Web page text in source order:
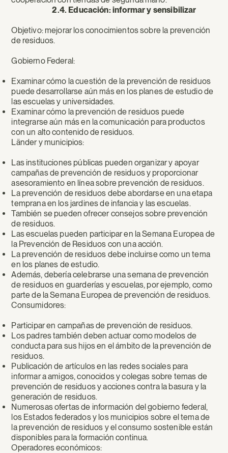
2.4. Educación: informar y sensibilizar
Objetivo: mejorar los conocimientos sobre la prevención
de residuos.
Gobierno Federal:
Examinar cómo la cuestión de la prevención de residuos
puede desarrollarse aún más en los planes de estudio de
las escuelas y universidades.
Examinar cómo la prevención de residuos puede
integrarse aún más en la comunicación para productos
con un alto contenido de residuos.
Länder y municipios:
Las instituciones públicas pueden organizar y apoyar
campañas de prevención de residuos y proporcionar
asesoramiento en línea sobre prevención de residuos.
La prevención de residuos debe abordarse en una etapa
temprana en los jardines de infancia y las escuelas.
También se pueden ofrecer consejos sobre prevención
de residuos.
Las escuelas pueden participar en la Semana Europea de
la Prevención de Residuos con una acción.
La prevención de residuos debe incluirse como un tema
en los planes de estudio.
Además, debería celebrarse una semana de prevención
de residuos en guarderías y escuelas, por ejemplo, como
parte de la Semana Europea de prevención de residuos.
Consumidores:
Participar en campañas de prevención de residuos.
Los padres también deben actuar como modelos de
conducta para sus hijos en el ámbito de la prevención de
residuos.
Publicación de artículos en las redes sociales para
informar a amigos, conocidos y colegas sobre temas de
prevención de residuos y acciones contra la basura y la
generación de residuos.
Numerosas ofertas de información del gobierno federal,
los Estados federados y los municipios sobre el tema de
la prevención de residuos y el consumo sostenible están
disponibles para la formación continua.
Operadores económicos: